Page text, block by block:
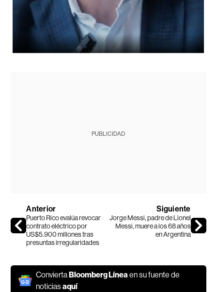
PUBLICIDAD
Anterior
Puerto Rico evalúa revocar
contrato eléctrico por
US$5.900 millones tras
presuntas irregularidades
Siguiente
Jorge Messi, padre de Lionel
Messi, muere a los 68 años
en Argentina
ConviertaBloomberg Línea en su fuente de
noticiasaquí